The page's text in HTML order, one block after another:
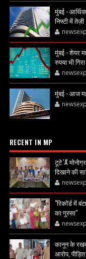
मुंबई -
निफ्टी में तेज़ी
मुंबई - शेयर
रुपया भी गिरा
मुंबई - आज
RECENT IN MP
टूटे 'A'
दिखाने की
"रिकॉर्ड में
का गुस्सा"
कानून के
आरोप,